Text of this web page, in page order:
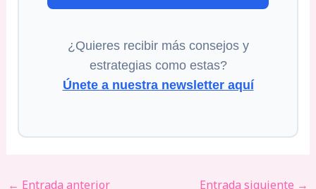
¿Quieres recibir más consejos y
estrategias como estas?
Únete a nuestra newsletter aquí
← Entrada anterior Entrada siguiente →